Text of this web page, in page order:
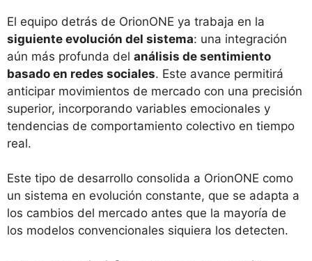
El equipo detrás de OrionONE ya trabaja en la
siguiente evolución del sistema: una integración
aún más profunda del análisis de sentimiento
basado en redes sociales. Este avance permitirá
anticipar movimientos de mercado con una precisión
superior, incorporando variables emocionales y
tendencias de comportamiento colectivo en tiempo
real.
Este tipo de desarrollo consolida a OrionONE como
un sistema en evolución constante, que se adapta a
los cambios del mercado antes que la mayoría de
los modelos convencionales siquiera los detecten.